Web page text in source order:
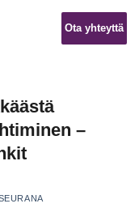
Ota yhteyttä
–